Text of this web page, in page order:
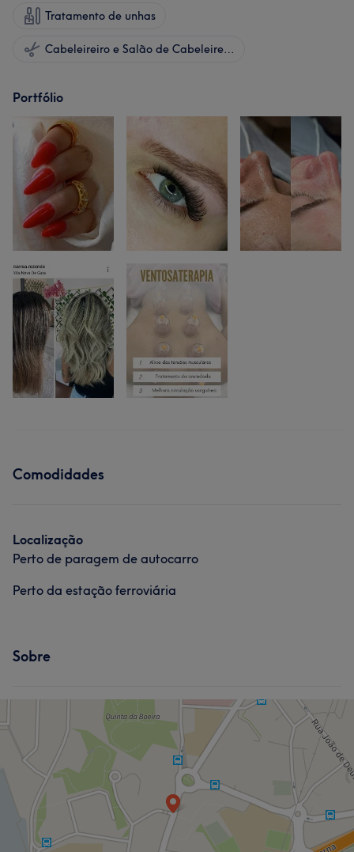
Tratamento de unhas
Cabeleireiro e Salão de Cabeleireiro
Portfólio
Comodidades
Localização
Perto de paragem de autocarro
Perto da estação ferroviária
Sobre